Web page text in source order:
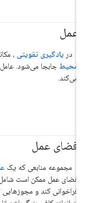
عمل
در یادگیری تقویتی ،
محیط جابجا می‌شود. عامل
می‌کند.
فضای عمل
مجموعه منابعی که یک
فراخوانی کند و